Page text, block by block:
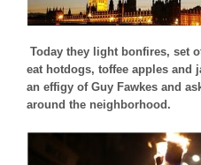
Today they light bonfires, set
eat hotdogs, toffee apples and
an effigy of Guy Fawkes and
around the neighborhood.